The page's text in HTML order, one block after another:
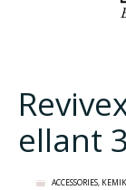
ellant
ACCESSORIES,